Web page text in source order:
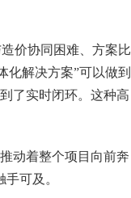
价协同困难、方案比
化解决方案”可以做到
了实时闭环。这种高
动着整个项目向前奔
可及。